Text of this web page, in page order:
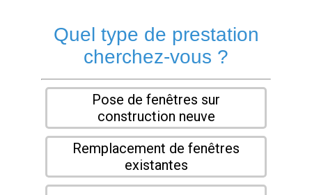
Quel type de prestation
cherchez-vous ?
Pose de fenêtres sur
construction neuve
Remplacement de fenêtres
existantes